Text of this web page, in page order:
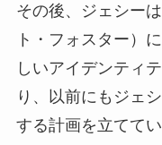
その後、ジェシー
ト・フォスター）
しいアイデンティ
り、以前にもジェ
する計画を立てて